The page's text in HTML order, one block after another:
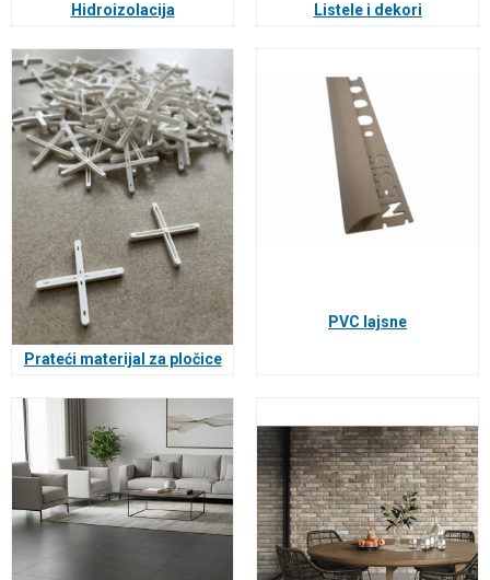
Hidroizolacija Listele i dekori
Prateći materijal za pločice
PVC lajsne